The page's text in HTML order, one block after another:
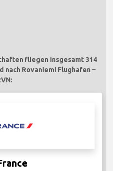
fliegen insgesamt 314
nach Rovaniemi Flughafen –